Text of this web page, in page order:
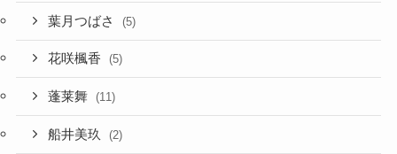
葉月つばさ (5)
花咲楓香 (5)
蓬莱舞 (11)
船井美玖 (2)